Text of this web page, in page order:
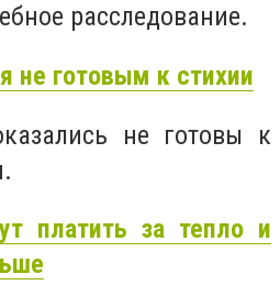
расследование.
не готовым к стихии
не готовы к
платить за тепло и